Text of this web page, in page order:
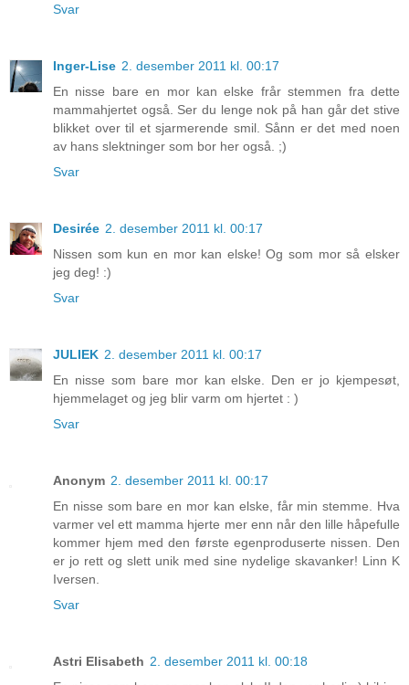
Svar
Inger-Lise 2. desember 2011 kl. 00:17
En nisse bare en mor kan elske frår stemmen fra dette
mammahjertet også. Ser du lenge nok på han går det stive
blikket over til et sjarmerende smil. Sånn er det med noen
av hans slektninger som bor her også. ;)
Svar
Desirée 2. desember 2011 kl. 00:17
Nissen som kun en mor kan elske! Og som mor så elsker
jeg deg! :)
Svar
JULIEK 2. desember 2011 kl. 00:17
En nisse som bare mor kan elske. Den er jo kjempesøt,
hjemmelaget og jeg blir varm om hjertet : )
Svar
Anonym 2. desember 2011 kl. 00:17
En nisse som bare en mor kan elske, får min stemme. Hva
varmer vel ett mamma hjerte mer enn når den lille håpefulle
kommer hjem med den første egenproduserte nissen. Den
er jo rett og slett unik med sine nydelige skavanker! Linn K
Iversen.
Svar
Astri Elisabeth 2. desember 2011 kl. 00:18